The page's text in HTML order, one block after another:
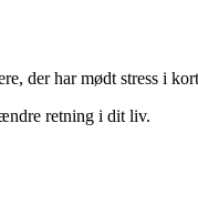
der har mødt stress i
retning i dit liv.